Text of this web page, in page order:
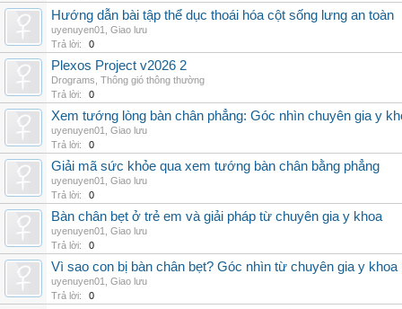
Hướng dẫn bài tập thể dục thoái hóa cột sống lưng an toàn
uyenuyen01
Giao lưu
Trả lời:
0
Plexos Project v2026 2
Drograms Thông gió thông thường
Trả lời:
0
Xem tướng lòng bàn chân phẳng: Góc nhìn chuyên gia y
uyenuyen01
Giao lưu
Trả lời:
0
Giải mã sức khỏe qua xem tướng bàn chân bằng phẳng
uyenuyen01
Giao lưu
Trả lời:
0
Bàn chân bẹt ở trẻ em và giải pháp từ chuyên gia y khoa
uyenuyen01
Giao lưu
Trả lời:
0
Vì sao con bị bàn chân bẹt? Góc nhìn từ chuyên gia y khoa
uyenuyen01
Giao lưu
Trả lời:
0